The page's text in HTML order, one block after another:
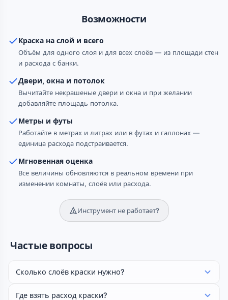
Возможности
Краска на слой и всего
Объём для одного слоя и для всех слоёв — из площади стен
и расхода с банки.
Двери, окна и потолок
Вычитайте некрашеные двери и окна и при желании
добавляйте площадь потолка.
Метры и футы
Работайте в метрах и литрах или в футах и галлонах —
единица расхода подстраивается.
Мгновенная оценка
Все величины обновляются в реальном времени при
изменении комнаты, слоёв или расхода.
Инструмент не работает?
Частые вопросы
Сколько слоёв краски нужно?
Где взять расход краски?